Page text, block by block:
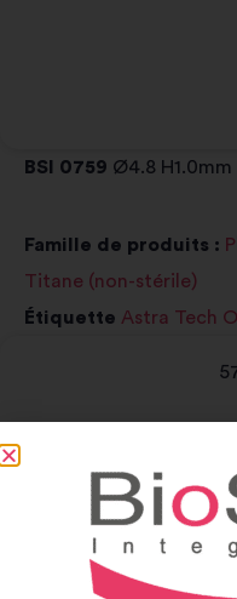
BSI 0759 Ø4.8 H1.0mm
Famille de produits :
Titane (non-stérile)
Étiquette Astra Tech